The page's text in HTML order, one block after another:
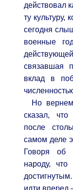
действовал
ту культуру,
сегодня
военные
связавшая
вклад в
Но
сказал, что
после
самом деле
Говоря об
народу,
идти вперед